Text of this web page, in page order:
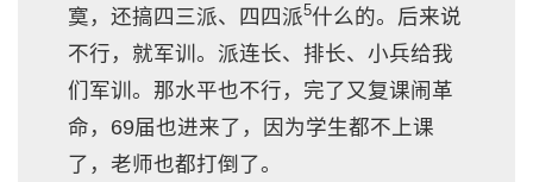
寞，还搞四三派、四四派5什么的。后来说
不行，就军训。派连长、排长、小兵给我
们军训。那水平也不行，完了又复课闹革
命，69届也进来了，因为学生都不上课
了，老师也都打倒了。